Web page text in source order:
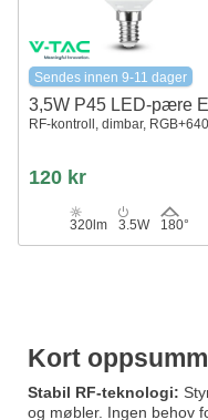
Sendes innen 9-11 dager
3,5W P45 LED-pære
RF-kontroll, dimbar,
120 kr
320lm 3.5W 180°
Kort
Stabil RF-teknologi:
og møbler. Ingen behov